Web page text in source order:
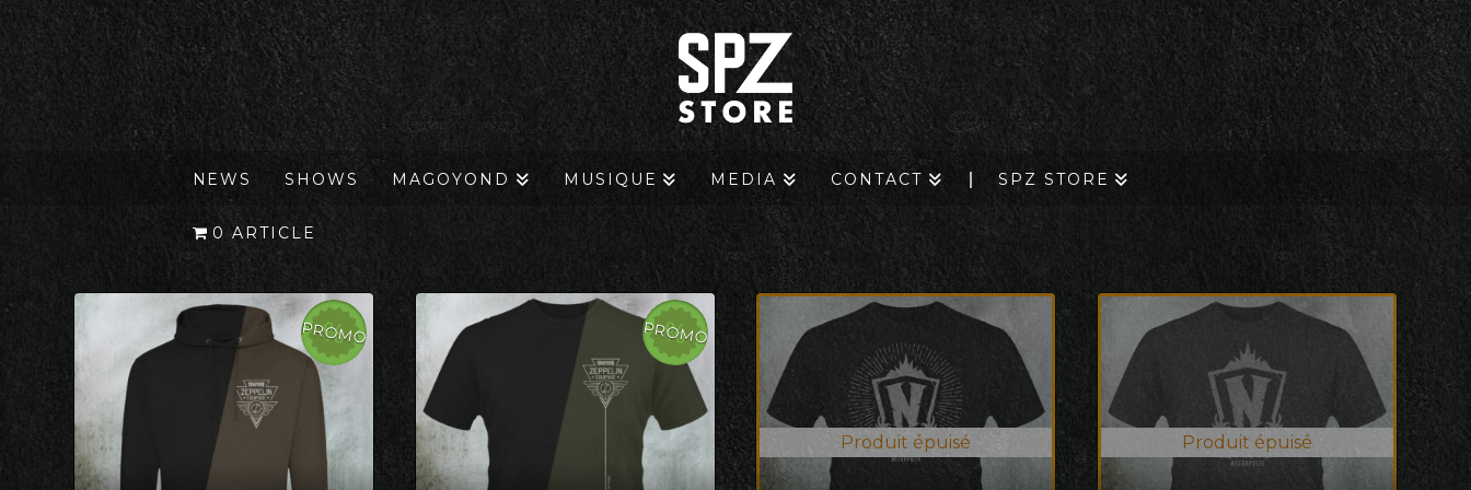
NEWS SHOWS MAGOYOND MUSIQUE MEDIA CONTACT SPZ STORE
0 ARTICLE
PROMO PROMO